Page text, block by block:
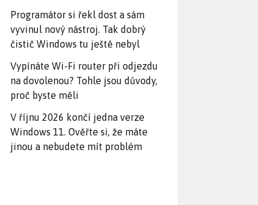
Programátor si řekl dost a sám
vyvinul nový nástroj. Tak dobrý
čistič Windows tu ještě nebyl
Vypínáte Wi-Fi router při odjezdu
na dovolenou? Tohle jsou důvody,
proč byste měli
V říjnu 2026 končí jedna verze
Windows 11. Ověřte si, že máte
jinou a nebudete mít problém